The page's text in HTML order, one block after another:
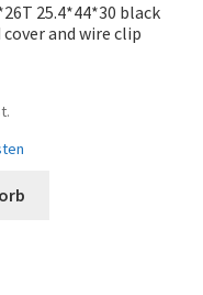
25.4*44*30 black
and wire clip